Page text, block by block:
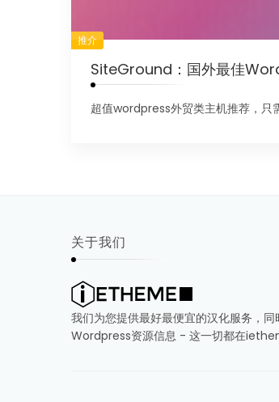
推介
SiteGround：国外最佳
超值wordpress外贸类主机推荐，只
关于我们
我们为您提供最好最便宜的汉化服务，
Wordpress资源信息 - 这一切都在